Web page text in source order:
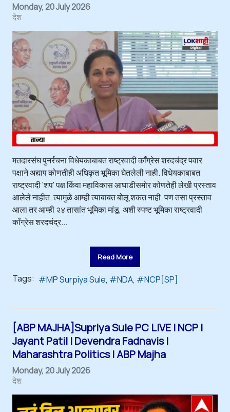
Monday, 20 July 2026
देश
मतदारसंघ पुनर्रचना विधेयकाबाबत राष्ट्रवादी काँग्रेस शरदचंद्र पवार
पक्षाने अद्याप कोणतीही अधिकृत भूमिका घेतलेली नाही. विधेयकाबाबत
राष्ट्रवादी 'शप' पक्ष किंवा महाविकास आघाडीसमोर कोणतेही लेखी प्रस्ताव
आलेले नाहीत. त्यामुळे आम्ही त्याबाबत बोलू शकत नाही. पण तसा प्रस्ताव
आला तर आम्ही २४ तासांत भूमिका मांडू, अशी स्पष्ट भूमिका राष्ट्रवादी
काँग्रेस शरदचंद्र...
Read More
Tags: MP Surpiya Sule NDA NCP[SP]
[ABP MAJHA]Supriya Sule PC LIVE | NCP |
Jayant Patil | Devendra Fadnavis |
Maharashtra Politics | ABP Majha
Monday, 20 July 2026
देश